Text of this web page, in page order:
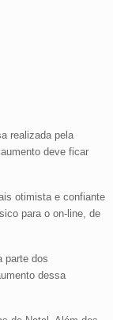
realizada pela
deve ficar
otimista e confiante
para o on-line, de
parte dos
dessa